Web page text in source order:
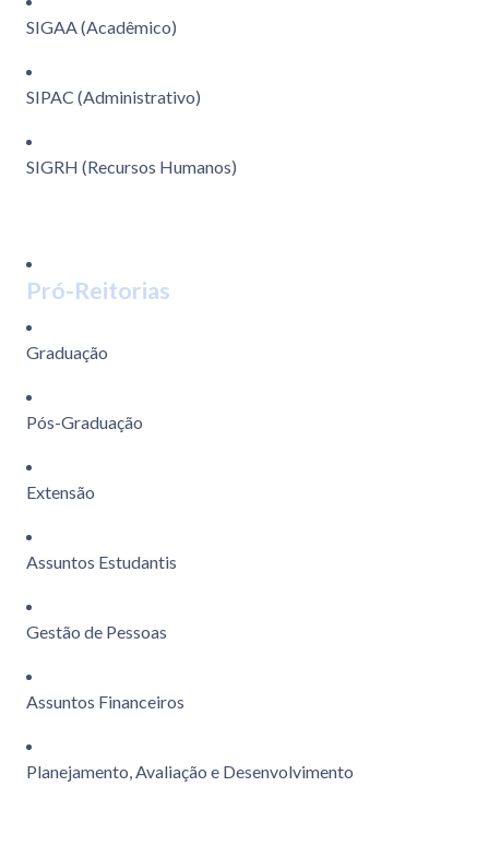
SIGAA (Acadêmico)
SIPAC (Administrativo)
SIGRH (Recursos Humanos)
Pró-Reitorias
Graduação
Pós-Graduação
Extensão
Assuntos Estudantis
Gestão de Pessoas
Assuntos Financeiros
Planejamento, Avaliação e Desenvolvimento